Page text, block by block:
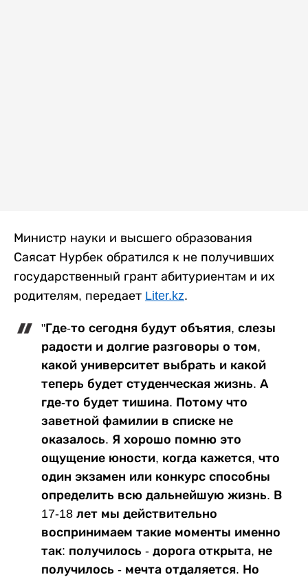
Министр науки и высшего образования
Саясат Нурбек обратился к не получивших
государственный грант абитуриентам и их
родителям, передает Liter.kz.
"Где-то сегодня будут объятия, слезы
радости и долгие разговоры о том,
какой университет выбрать и какой
теперь будет студенческая жизнь. А
где-то будет тишина. Потому что
заветной фамилии в списке не
оказалось. Я хорошо помню это
ощущение юности, когда кажется, что
один экзамен или конкурс способны
определить всю дальнейшую жизнь. В
17-18 лет мы действительно
воспринимаем такие моменты именно
так: получилось - дорога открыта, не
получилось - мечта отдаляется. Но